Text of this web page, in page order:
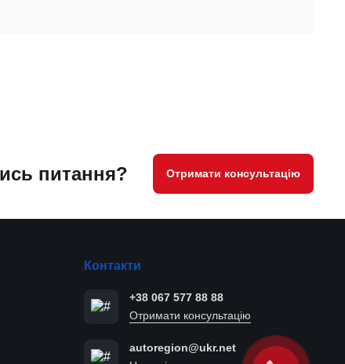
питання? Отримати консультацію
Контакти
+38 067 577 88 88
Отримати консультацію
autoregion@ukr.net